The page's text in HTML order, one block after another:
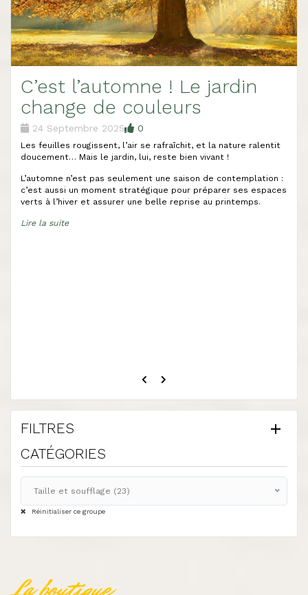
C’est l’automne ! Le jardin
change de couleurs
24 Septembre 2025 0
Les feuilles rougissent, l’air se rafraîchit, et la nature ralentit
doucement… Mais le jardin, lui, reste bien vivant !
L’automne n’est pas seulement une saison de contemplation :
c’est aussi un moment stratégique pour préparer ses espaces
verts à l’hiver et assurer une belle reprise au printemps.
Lire la suite
FILTRES
CATÉGORIES
Taille et soufflage (23)
Tous
Souffleurs (3)
Réinitialiser ce groupe